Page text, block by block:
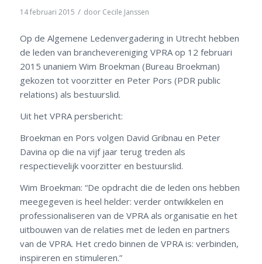
14 februari 2015 / door Cecile Janssen
Op de Algemene Ledenvergadering in Utrecht hebben
de leden van branchevereniging VPRA op 12 februari
2015 unaniem Wim Broekman (Bureau Broekman)
gekozen tot voorzitter en Peter Pors (PDR public
relations) als bestuurslid.
Uit het VPRA persbericht:
Broekman en Pors volgen David Gribnau en Peter
Davina op die na vijf jaar terug treden als
respectievelijk voorzitter en bestuurslid.
Wim Broekman: “De opdracht die de leden ons hebben
meegegeven is heel helder: verder ontwikkelen en
professionaliseren van de VPRA als organisatie en het
uitbouwen van de relaties met de leden en partners
van de VPRA. Het credo binnen de VPRA is: verbinden,
inspireren en stimuleren.”